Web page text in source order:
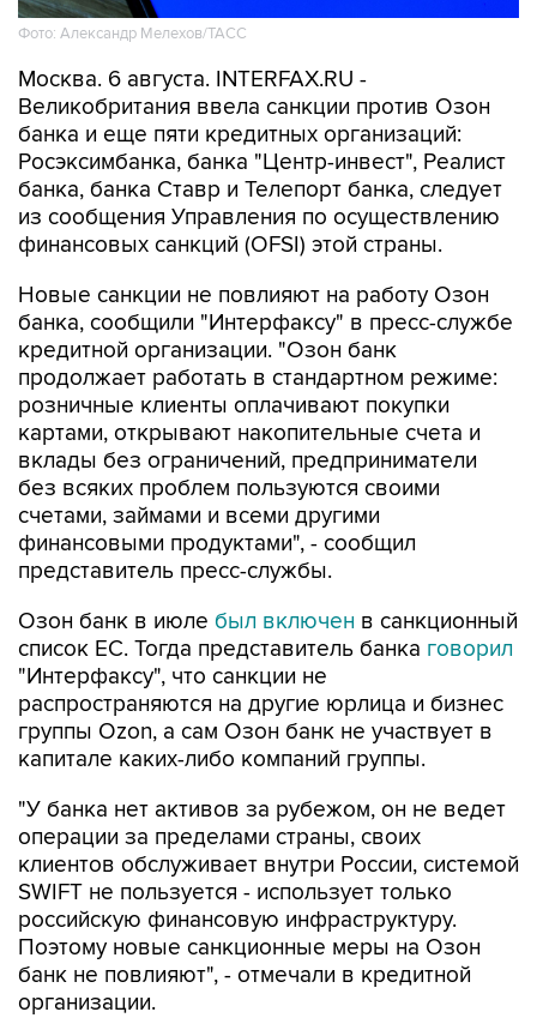
Фото: Александр Мелехов/ТАСС
Москва. 6 августа. INTERFAX.RU -
Великобритания ввела санкции против Озон
банка и еще пяти кредитных организаций:
Росэксимбанка, банка "Центр-инвест", Реалист
банка, банка Ставр и Телепорт банка, следует
из сообщения Управления по осуществлению
финансовых санкций (OFSI) этой страны.
Новые санкции не повлияют на работу Озон
банка, сообщили "Интерфаксу" в пресс-службе
кредитной организации. "Озон банк
продолжает работать в стандартном режиме:
розничные клиенты оплачивают покупки
картами, открывают накопительные счета и
вклады без ограничений, предприниматели
без всяких проблем пользуются своими
счетами, займами и всеми другими
финансовыми продуктами", - сообщил
представитель пресс-службы.
Озон банк в июле был включен в санкционный
список ЕС. Тогда представитель банка говорил
"Интерфаксу", что санкции не
распространяются на другие юрлица и бизнес
группы Ozon, а сам Озон банк не участвует в
капитале каких-либо компаний группы.
"У банка нет активов за рубежом, он не ведет
операции за пределами страны, своих
клиентов обслуживает внутри России, системой
SWIFT не пользуется - использует только
российскую финансовую инфраструктуру.
Поэтому новые санкционные меры на Озон
банк не повлияют", - отмечали в кредитной
организации.